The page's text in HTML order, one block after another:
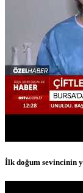
İlk doğum sevincinin